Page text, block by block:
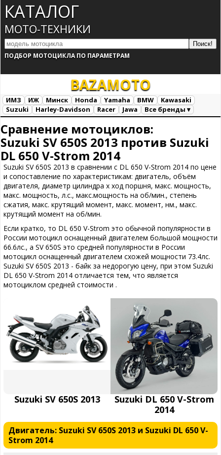
КАТАЛОГ
МОТО-ТЕХНИКИ
ПОДБОР МОТОЦИКЛА ПО ПАРАМЕТРАМ
BAZAMOTO
ИМЗ ИЖ Минск Honda Yamaha BMW
Kawasaki
Suzuki
Harley-Davidson Racer Jawa
Все бренды ▾
Сравнение мотоциклов:
Suzuki SV 650S 2013 против Suzuki
DL 650 V-Strom 2014
Suzuki SV 650S 2013 в сравнении с DL 650 V-Strom 2014 по цене
и сопоставление по характеристикам: двигатель, объём
двигателя, диаметр цилиндра х ход поршня, макс. мощность,
макс. мощность, л.с., макс.мощность на об/мин., степень
сжатия, макс. крутящий момент, макс. момент, нм., макс.
крутящий момент на об/мин.
Если кратко, то DL 650 V-Strom это обычной популярности в
России мотоцикл оснащенный двигателем большой мощности
66.6лс., а SV 650S это средней популярности в России
мотоцикл оснащенный двигателем схожей мощности 73.4лс.
Suzuki SV 650S 2013 - байк за недорогую цену, при этом Suzuki
DL 650 V-Strom 2014 отличается тем, что является
мотоциклом средней стоимости .
Suzuki SV 650S 2013
Suzuki DL 650 V-Strom
2014
Двигатель: Suzuki SV 650S 2013 и Suzuki DL 650 V-
Strom 2014